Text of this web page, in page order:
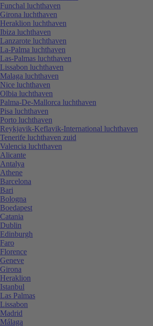
Funchal luchthaven
Girona luchthaven
Heraklion luchthaven
Ibiza luchthaven
Lanzarote luchthaven
La-Palma luchthaven
Las-Palmas luchthaven
Lissabon luchthaven
Malaga luchthaven
Nice luchthaven
Olbia luchthaven
Palma-De-Mallorca luchthaven
Pisa luchthaven
Porto luchthaven
Reykjavik-Keflavik-International luchthaven
Tenerife luchthaven zuid
Valencia luchthaven
Alicante
Antalya
Athene
Barcelona
Bari
Bologna
Boedapest
Catania
Dublin
Edinburgh
Faro
Florence
Geneve
Girona
Heraklion
Istanbul
Las Palmas
Lissabon
Madrid
Málaga